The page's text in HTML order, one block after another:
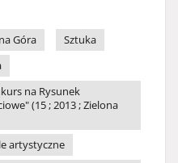
Góra
Sztuka
na Rysunek
(15 ; 2013 ; Zielona
artystyczne